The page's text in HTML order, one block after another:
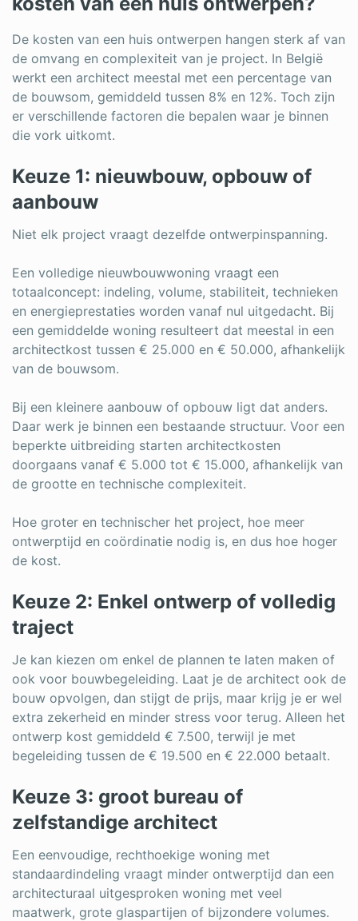
De kosten van een huis ontwerpen hangen sterk af van
de omvang en complexiteit van je project. In België
werkt een architect meestal met een percentage van
de bouwsom, gemiddeld tussen 8% en 12%. Toch zijn
er verschillende factoren die bepalen waar je binnen
die vork uitkomt.
Keuze 1: nieuwbouw, opbouw of
aanbouw
Niet elk project vraagt dezelfde ontwerpinspanning.
Een volledige nieuwbouwwoning vraagt een
totaalconcept: indeling, volume, stabiliteit, technieken
en energieprestaties worden vanaf nul uitgedacht. Bij
een gemiddelde woning resulteert dat meestal in een
architectkost tussen € 25.000 en € 50.000, afhankelijk
van de bouwsom.
Bij een kleinere aanbouw of opbouw ligt dat anders.
Daar werk je binnen een bestaande structuur. Voor een
beperkte uitbreiding starten architectkosten
doorgaans vanaf € 5.000 tot € 15.000, afhankelijk van
de grootte en technische complexiteit.
Hoe groter en technischer het project, hoe meer
ontwerptijd en coördinatie nodig is, en dus hoe hoger
de kost.
Keuze 2: Enkel ontwerp of volledig
traject
Je kan kiezen om enkel de plannen te laten maken of
ook voor bouwbegeleiding. Laat je de architect ook de
bouw opvolgen, dan stijgt de prijs, maar krijg je er wel
extra zekerheid en minder stress voor terug. Alleen het
ontwerp kost gemiddeld € 7.500, terwijl je met
begeleiding tussen de € 19.500 en € 22.000 betaalt.
Keuze 3: groot bureau of
zelfstandige architect
Een eenvoudige, rechthoekige woning met
standaardindeling vraagt minder ontwerptijd dan een
architecturaal uitgesproken woning met veel
maatwerk, grote glaspartijen of bijzondere volumes.